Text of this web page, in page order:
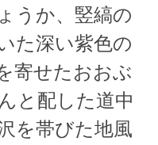
うか、竪縞の
た深い紫色の
寄せたおおぶ
と配した道中
を帯びた地風